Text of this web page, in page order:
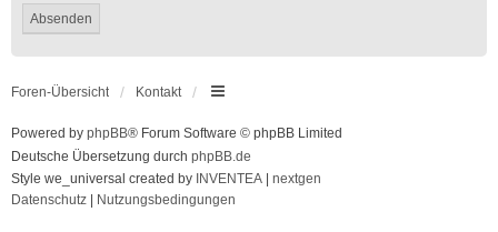
Foren-Übersicht Kontakt
Powered by phpBB® Forum Software © phpBB Limited
Deutsche Übersetzung durch phpBB.de
Style we_universal created by INVENTEA
nextgen
Datenschutz
Nutzungsbedingungen